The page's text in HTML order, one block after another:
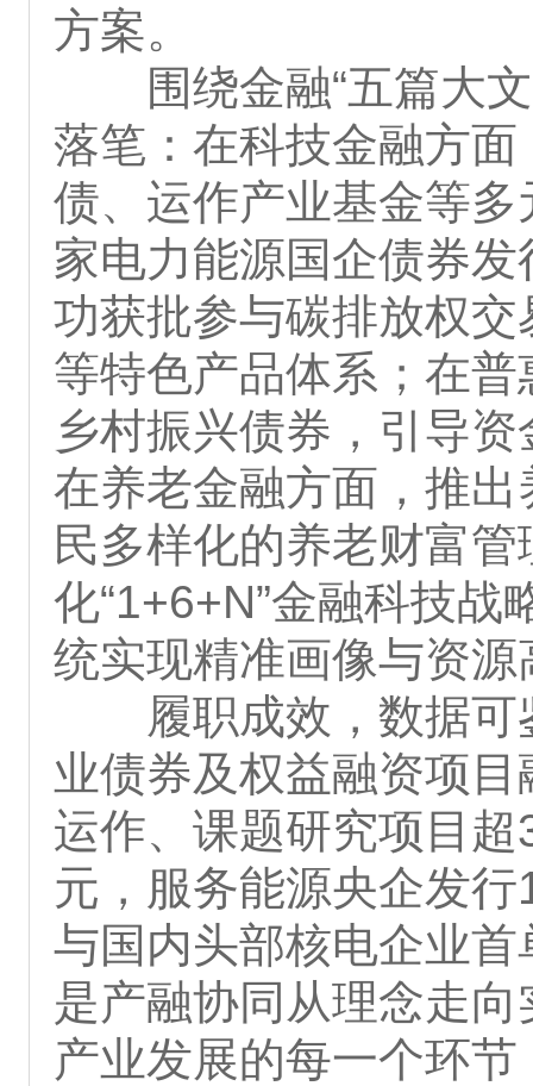
方案。
围绕金融“五篇大
落笔：在科技金融方
债、运作产业基金等
家电力能源国企债券
功获批参与碳排放权
等特色产品体系；在普
乡村振兴债券，引导
在养老金融方面，推
民多样化的养老财富
化“1+6+N”金融科技
统实现精准画像与资源
履职成效，数据
业债券及权益融资项
运作、课题研究项目
元，服务能源央企发
与国内头部核电企业
是产融协同从理念走
产业发展的每一个环